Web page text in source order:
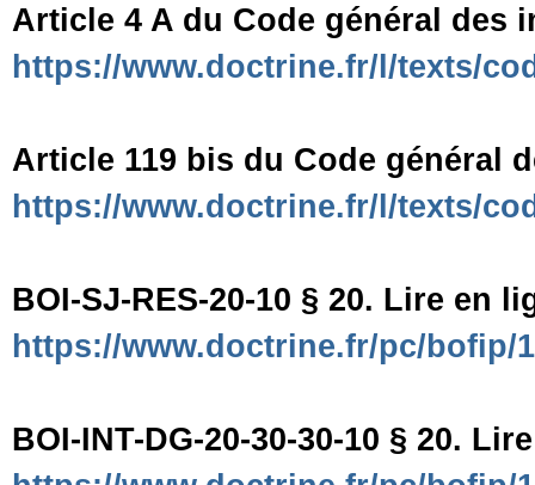
Article 4 A du Code général des
https://www.doctrine.fr/l/texts/
Article 119 bis du Code général
https://www.doctrine.fr/l/texts/
BOI-SJ-RES-20-10 § 20. Lire en
https://www.doctrine.fr/pc/bofip/
BOI-INT-DG-20-30-30-10 § 20.